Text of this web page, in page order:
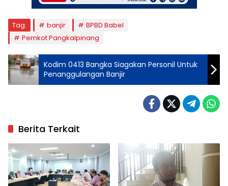
Tag: banjir
BPBD Babel
Pemkot Pangkalpinang
Kodim 0413 Bangka Siagakan Personil Untuk
Penanggulangan Banjir
Berita Terkait